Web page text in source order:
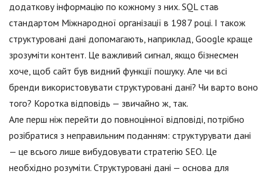
додаткову інформацію по кожному з них. SQL став
стандартом Міжнародної організації в 1987 році. І також
структуровані дані допомагають, наприклад, Google краще
зрозуміти контент. Це важливий сигнал, якщо бізнесмен
хоче, щоб сайт був видний функції пошуку. Але чи всі
бренди використовувати структуровані дані? Чи варто воно
того? Коротка відповідь — звичайно ж, так.
Але перш ніж перейти до повноцінної відповіді, потрібно
розібратися з неправильним поданням: структурувати дані
— це всього лише вибудовувати стратегію SEO. Це
необхідно розуміти. Структуровані дані — основа для